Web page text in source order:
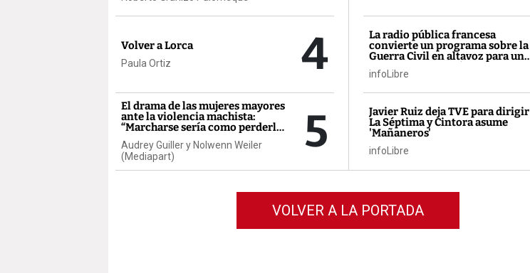
Volver a Lorca
Paula Ortiz 4
El drama de las mujeres mayores
ante la violencia machista:
“Marcharse sería como perderlo
todo”
Audrey Guiller y Nolwenn Weiler
(Mediapart)
5
La radio pública francesa
convierte un programa sobre la
Guerra Civil en altavoz para un
activista contra Sánchez
infoLibre
Javier Ruiz deja TVE para dirigir
La Séptima y Cintora asume
'Mañaneros'
infoLibre
VOLVER A LA PORTADA